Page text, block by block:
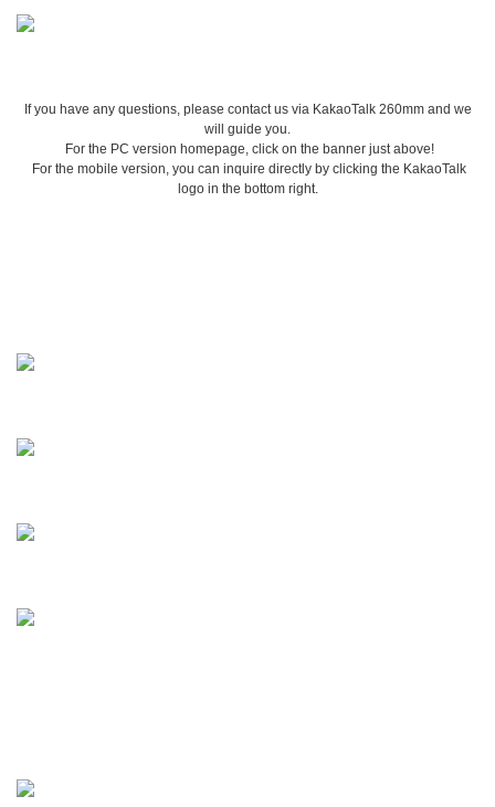
If you have any questions, please contact us via KakaoTalk 260mm and we
will guide you.
For the PC version homepage, click on the banner just above!
For the mobile version, you can inquire directly by clicking the KakaoTalk
logo in the bottom right.